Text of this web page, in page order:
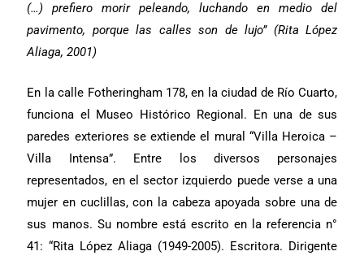
(…) prefiero morir peleando, luchando en medio del
pavimento, porque las calles son de lujo” (Rita López
Aliaga, 2001)
En la calle Fotheringham 178, en la ciudad de Río Cuarto,
funciona el Museo Histórico Regional. En una de sus
paredes exteriores se extiende el mural “Villa Heroica –
Villa Intensa”. Entre los diversos personajes
representados, en el sector izquierdo puede verse a una
mujer en cuclillas, con la cabeza apoyada sobre una de
sus manos. Su nombre está escrito en la referencia n°
41: “Rita López Aliaga (1949-2005). Escritora. Dirigente